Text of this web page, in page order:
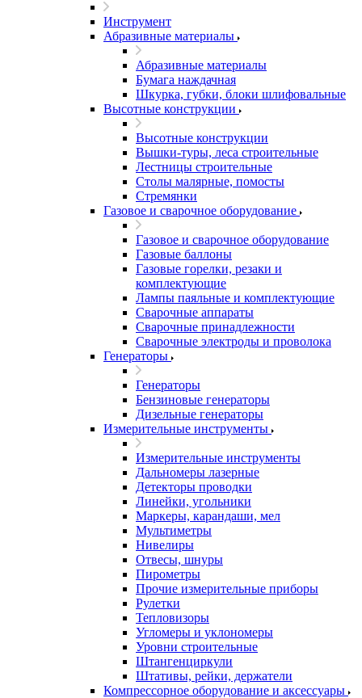
Инструмент
Абразивные материалы
Абразивные материалы
Бумага наждачная
Шкурка, губки, блоки шлифовальные
Высотные конструкции
Высотные конструкции
Вышки-туры, леса строительные
Лестницы строительные
Столы малярные, помосты
Стремянки
Газовое и сварочное оборудование
Газовое и сварочное оборудование
Газовые баллоны
Газовые горелки, резаки и
комплектующие
Лампы паяльные и комплектующие
Сварочные аппараты
Сварочные принадлежности
Сварочные электроды и проволока
Генераторы
Генераторы
Бензиновые генераторы
Дизельные генераторы
Измерительные инструменты
Измерительные инструменты
Дальномеры лазерные
Детекторы проводки
Линейки, угольники
Маркеры, карандаши, мел
Мультиметры
Нивелиры
Отвесы, шнуры
Пирометры
Прочие измерительные приборы
Рулетки
Тепловизоры
Угломеры и уклономеры
Уровни строительные
Штангенциркули
Штативы, рейки, держатели
Компрессорное оборудование и аксессуары